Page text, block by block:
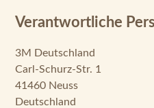
Verantwortliche
3M Deutschland
Carl-Schurz-Str. 1
41460 Neuss
Deutschland